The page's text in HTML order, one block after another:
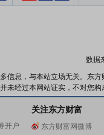
数据
信息，与本站立场无关。东
未经过本网站证实，不对您
开户
关注东方财富
东方财富网微博